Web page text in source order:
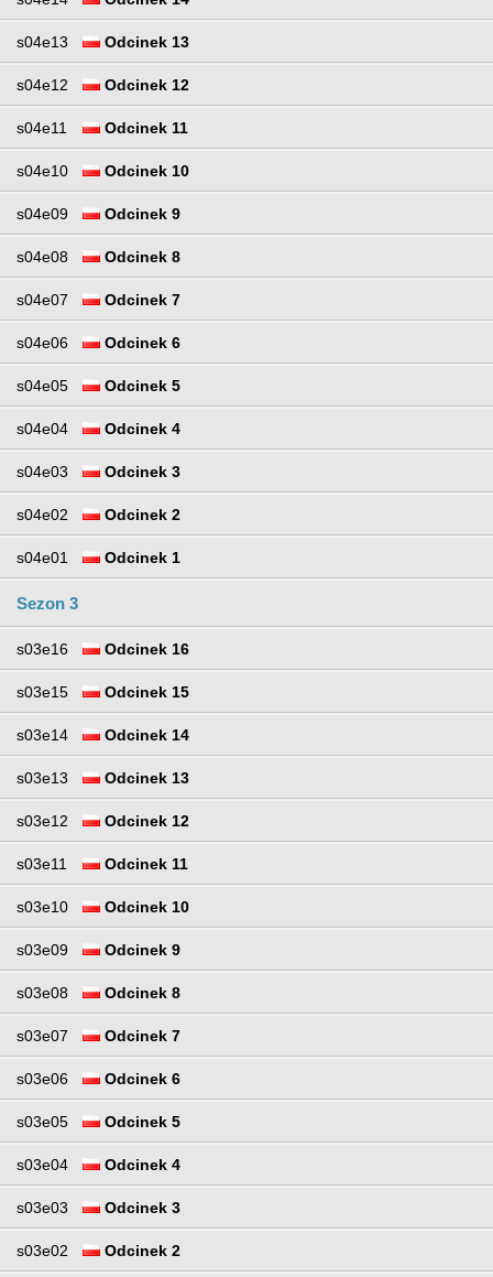
s04e13 Odcinek 13
s04e12 Odcinek 12
s04e11 Odcinek 11
s04e10 Odcinek 10
s04e09 Odcinek 9
s04e08 Odcinek 8
s04e07 Odcinek 7
s04e06 Odcinek 6
s04e05 Odcinek 5
s04e04 Odcinek 4
s04e03 Odcinek 3
s04e02 Odcinek 2
s04e01 Odcinek 1
Sezon 3
s03e16 Odcinek 16
s03e15 Odcinek 15
s03e14 Odcinek 14
s03e13 Odcinek 13
s03e12 Odcinek 12
s03e11 Odcinek 11
s03e10 Odcinek 10
s03e09 Odcinek 9
s03e08 Odcinek 8
s03e07 Odcinek 7
s03e06 Odcinek 6
s03e05 Odcinek 5
s03e04 Odcinek 4
s03e03 Odcinek 3
s03e02 Odcinek 2